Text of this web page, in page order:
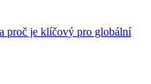
proč je klíčový pro globální